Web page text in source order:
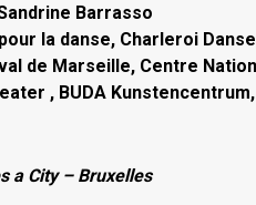
Barrasso
la danse, Charleroi
de Marseille, Centre
, BUDA
a City – Bruxelles